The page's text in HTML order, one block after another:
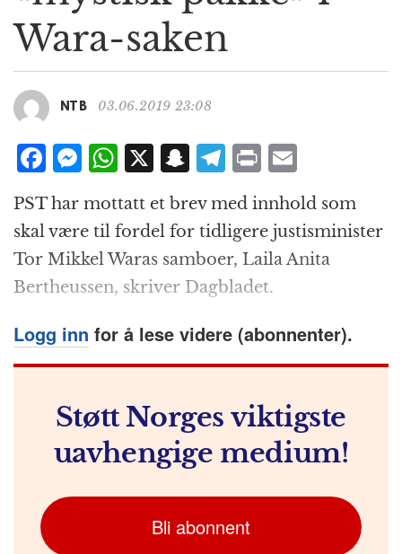
i
Wara-saken
NTB 03.06.2019 23:08
F
a
c
e
b
o
o
k
M
ss
e
n
g
e
r
W
at
s
A
p
p
X S
a
p
c
h
at
T
el
e
g
r
a
m
P
ri
n
t
m
ai
l
PST har mottatt et brev med innhold som
skal være til fordel for tidligere justisminister
Tor Mikkel Waras samboer, Laila Anita
Bertheussen, skriver Dagbladet.
Logg inn for å lese videre (abonnenter).
Støtt Norges viktigste
uavhengige medium!
Bli abonnent